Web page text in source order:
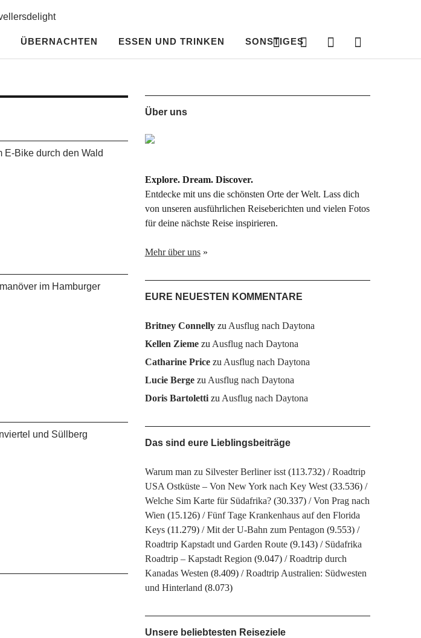
uns
ÜBERNACHTEN ESSEN UND TRINKEN SONSTIGES
Über uns
Explore. Dream. Discover.
Entdecke mit uns die schönsten Orte der Welt. Lass dich
von unseren ausführlichen Reiseberichten und vielen Fotos
für deine nächste Reise inspirieren.
Mehr über uns»
EURE NEUESTEN KOMMENTARE
Britney Connellyzu Ausflug nach Daytona
Kellen Ziemezu Ausflug nach Daytona
Catharine Pricezu Ausflug nach Daytona
Lucie Bergezu Ausflug nach Daytona
Doris Bartolettizu Ausflug nach Daytona
Das sind eure Lieblingsbeiträge
Warum man zu Silvester Berliner isst (113.732)
Roadtrip
USA Ostküste – Von New York nach Key West (33.536)
Welche Sim Karte für Südafrika? (30.337)
Von Prag nach
Wien (15.126)
Fünf Tage Krankenhaus auf den Florida
Keys (11.279) Mit der U-Bahn zum Pentagon (9.553)
Roadtrip Kapstadt und Garden Route (9.143)
Südafrika
Roadtrip – Kapstadt Region (9.047)
Roadtrip durch
Kanadas Westen (8.409)
Roadtrip Australien: Südwesten
und Hinterland (8.073)
Unsere beliebtesten Reiseziele